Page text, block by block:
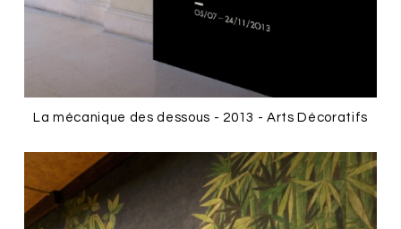
La mécanique des dessous - 2013 - Arts Décoratifs